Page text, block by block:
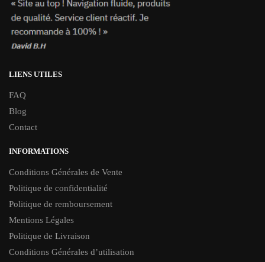
LIENS UTILES
FAQ
Blog
Contact
INFORMATIONS
Conditions Générales de Vente
Politique de confidentialité
Politique de remboursement
Mentions Légales
Politique de Livraison
Conditions Générales d’utilisation